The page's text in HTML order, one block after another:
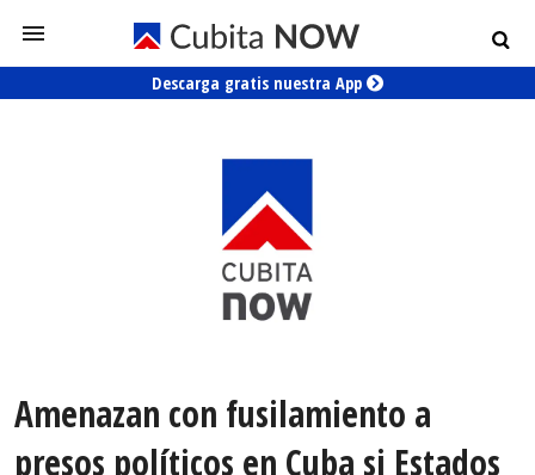
Descarga gratis nuestra App
Amenazan con fusilamiento a
presos políticos en Cuba si Estados